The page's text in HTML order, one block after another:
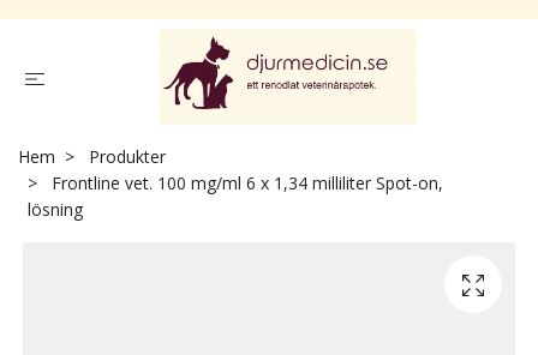
Hem
Produkter
Frontline vet. 100 mg/ml 6 x 1,34 milliliter Spot-on,
lösning